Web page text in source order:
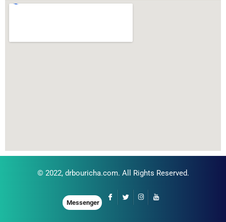
© 2022, drbouricha.com. All Rights Reserved.
Messenger